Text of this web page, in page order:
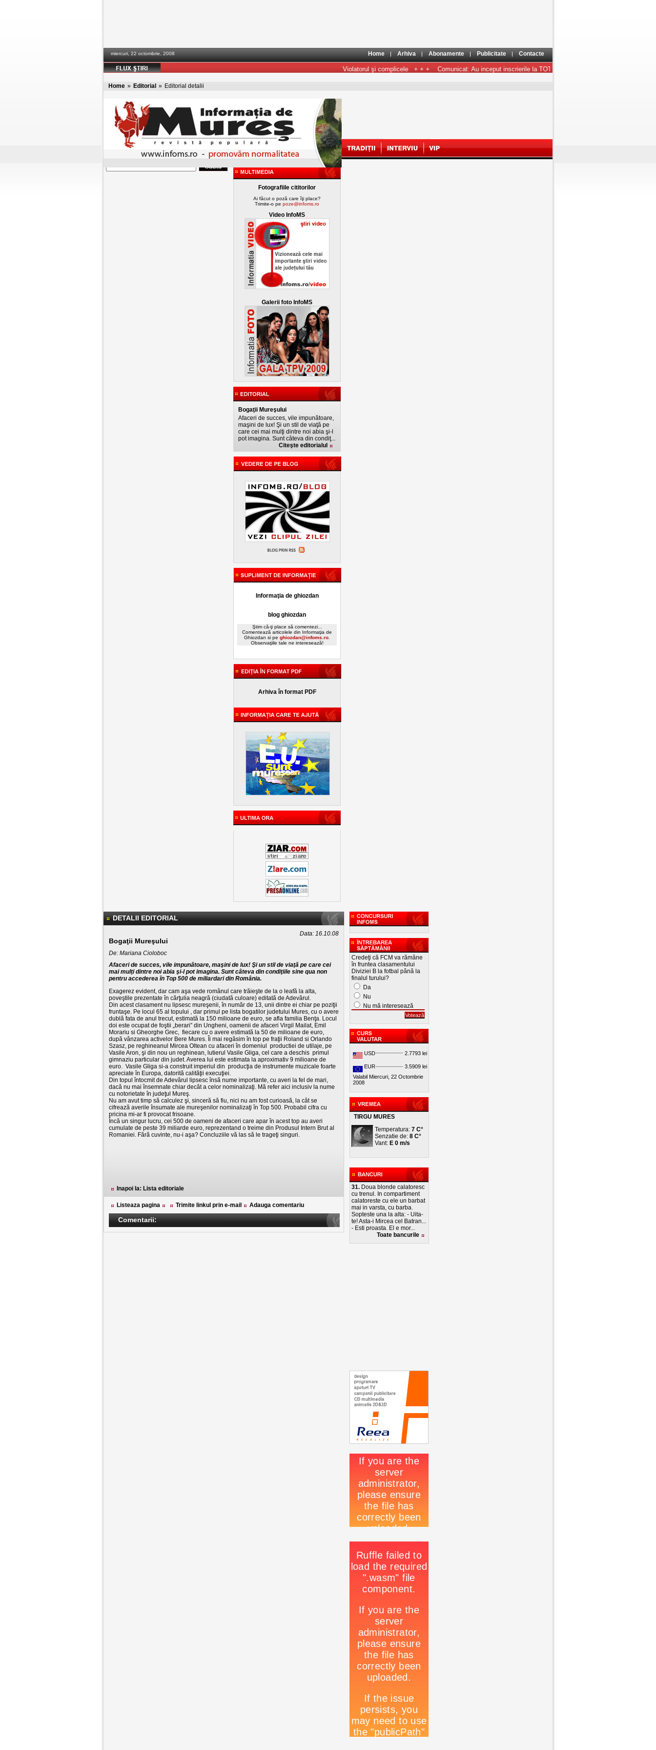
miercuri, 22 octombrie, 2008 Home Arhiva Abonamente Publicitate Contacte
Violatorul şi complicele+ + + Comunicat: Au inceput inscrierile la TOT2008
Home » Editorial » Editorial detalii
Fotografiile cititorilor
Ai făcut o poză care îţi place?
Trimite-o pe poze@infoms.ro
Video InfoMS
Galerii foto InfoMS
Bogaţii Mureşului
Afaceri de succes, vile impunătoare,
maşini de lux! Şi un stil de viaţă pe
care cei mai mulţi dintre noi abia şi-l
pot imagina. Sunt câteva din condiţ...
Citeşte editorialul
Informaţia de ghiozdan
blog ghiozdan
Ştim că-ţi place să comentezi...
Comentează articolele din Informaţia de
Ghiozdan si pe ghiozdan@infoms.ro
Observaţiile tale ne interesează!
Arhiva în format PDF
DETALII EDITORIAL
Data: 16.10.08
Bogaţii Mureşului
De: Mariana Cioloboc
Afaceri de succes, vile impunătoare, maşini de lux! Şi un stil de viaţă pe care cei
mai mulţi dintre noi abia şi-l pot imagina. Sunt câteva din condiţiile sine qua non
pentru accederea în Top 500 de miliardari din România.
Exagerez evident, dar cam aşa vede românul care trăieşte de la o leafă la alta,
poveştile prezentate în cărţulia neagră (ciudată culoare) editată de Adevărul.
Din acest clasament nu lipsesc mureşenii, în număr de 13, unii dintre ei chiar pe poziţii
fruntaşe. Pe locul 65 al topului , dar primul pe lista bogatilor judetului Mures, cu o avere
dublă fata de anul trecut, estimată la 150 milioane de euro, se afla familia Benţa. Locul
doi este ocupat de foştii „berari” din Ungheni, oamenii de afaceri Virgil Mailat, Emil
Morariu si Gheorghe Grec, fiecare cu o avere estimată la 50 de milioane de euro,
după vânzarea activelor Bere Mures. Îi mai regăsim în top pe fraţii Roland si Orlando
Szasz, pe reghineanul Mircea Oltean cu afaceri în domeniul productiei de utilaje, pe
Vasile Aron, şi din nou un reghinean, lutierul Vasile Gliga, cel care a deschis primul
gimnaziu particular din judet. Averea lui este estimata la aproximativ 9 milioane de
euro. Vasile Gliga si-a construit imperiul din producţia de instrumente muzicale foarte
apreciate în Europa, datorită calităţii execuţiei.
Din topul întocmit de Adevărul lipsesc însă nume importante, cu averi la fel de mari,
dacă nu mai însemnate chiar decât a celor nominalizaţi. Mă refer aici inclusiv la nume
cu notorietate în judeţul Mureş.
Nu am avut timp să calculez şi, sinceră să fiu, nici nu am fost curioasă, la cât se
cifrează averile însumate ale mureşenilor nominalizaţi în Top 500. Probabil cifra cu
pricina mi-ar fi provocat frisoane.
Încă un singur lucru, cei 500 de oameni de afaceri care apar în acest top au averi
cumulate de peste 39 miliarde euro, reprezentand o treime din Produsul Intern Brut al
Romaniei. Fără cuvinte, nu-i aşa? Concluziile vă las să le trageţi singuri.
Inapoi la: Lista editoriale
Listeaza pagina Trimite linkul prin e-mail Adauga comentariu
Comentarii:
Credeţi că FCM va rămâne
în fruntea clasamentului
Diviziei B la fotbal până la
finalul turului?
Da
Nu
Nu mă interesează
USD 2.7793 lei
EUR
3.5909 lei
Valabil Miercuri, 22 Octombrie
2008
TIRGU MURES
Temperatura: 7 C°
Senzatie de: 8 C°
Vant: E 0 m/s
31. Doua blonde calatoresc
cu trenul. In compartiment
calatoreste cu ele un barbat
mai in varsta, cu barba.
Sopteste una la alta: - Uita-
te! Asta-i Mircea cel Batran...
- Esti proasta. El e mor...
Toate bancurile